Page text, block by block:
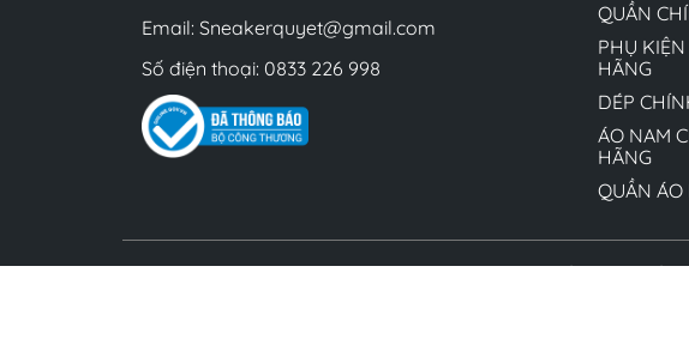
Email: Sneakerquyet@gmail.com
Số điện thoại: 0833 226 998
QUẦN
PHỤ
HÃNG
DÉP
ÁO NAM
HÃNG
QUẦN ÁO